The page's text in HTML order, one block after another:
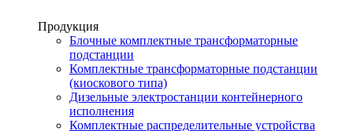
Продукция
Блочные комплектные трансформаторные
подстанции
Комплектные трансформаторные подстанции
(киоскового типа)
Дизельные электростанции контейнерного
исполнения
Комплектные распределительные устройства